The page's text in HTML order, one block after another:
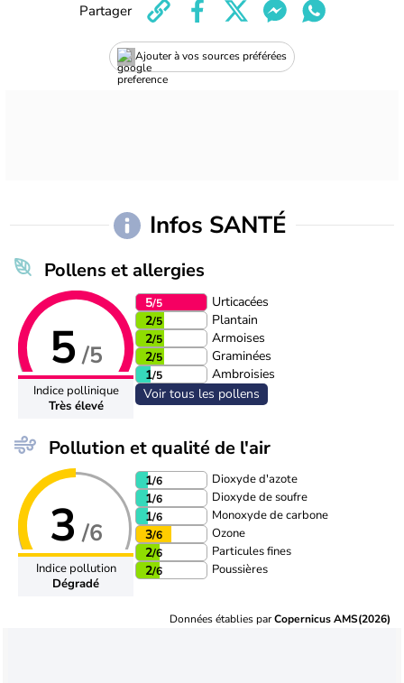
Ajouter à vos sources préférées
Partager
Infos SANTÉ
Pollens et allergies
5 /5
Indice pollinique
Très élevé
5/5
Urticacées
2/5
Plantain
2/5
Armoises
2/5
Graminées
1/5
Ambroisies
Voir tous les pollens
Pollution et qualité de l'air
3 /6
Indice pollution
Dégradé
1/6 Dioxyde d'azote
1/6 Dioxyde de soufre
1/6 Monoxyde de carbone
3/6 Ozone
2/6 Particules fines
2/6 Poussières
Données établies parCopernicus AMS(2026)